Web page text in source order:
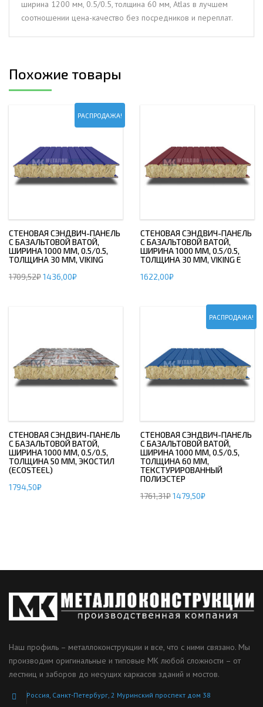
0.5/0.5,
толщина
60
ширина 1200 мм, 0.5/0.5, толщина 60 мм, Atlas в лучшем
соотношении цена-качество без посредников и переплат.
Похожие товары
РАСПРОДАЖА!
СТЕНОВАЯ СЭНДВИЧ-ПАНЕЛЬ
С БАЗАЛЬТОВОЙ ВАТОЙ,
ШИРИНА 1000 ММ, 0.5/0.5,
ТОЛЩИНА 30 ММ, VIKING
1709,52₽1436,00₽
СТЕНОВАЯ СЭНДВИЧ-ПАНЕЛЬ
С БАЗАЛЬТОВОЙ ВАТОЙ,
ШИРИНА 1000 ММ, 0.5/0.5,
ТОЛЩИНА 30 ММ, VIKING E
1622,00₽
СТЕНОВАЯ СЭНДВИЧ-ПАНЕЛЬ
С БАЗАЛЬТОВОЙ ВАТОЙ,
ШИРИНА 1000 ММ, 0.5/0.5,
ТОЛЩИНА 50 ММ, ЭКОСТИЛ
(ECOSTEEL)
1794,50₽
РАСПРОДАЖА!
СТЕНОВАЯ СЭНДВИЧ-ПАНЕЛЬ
С БАЗАЛЬТОВОЙ ВАТОЙ,
ШИРИНА 1000 ММ, 0.5/0.5,
ТОЛЩИНА 60 ММ,
ТЕКСТУРИРОВАННЫЙ
ПОЛИЭСТЕР
1761,31₽1479,50₽
Наш профиль – металлоконструкции и все, что с ними связано. Мы
производим оригинальные и типовые МК любой сложности – от
лестниц и заборов до несущих каркасов зданий и мостов.
Россия, Санкт-Петербург, 2 Муринский проспект дом 38